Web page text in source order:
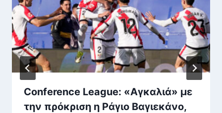
Conference League: «Αγκαλιά» με
την πρόκριση η Ράγιο Βαγιεκάνο,